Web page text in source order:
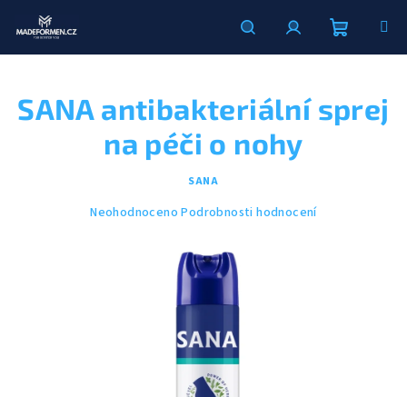
HledatPřihlášeníNákupní
košík
SANA antibakteriální sprej
na péči o nohy
SANA
Průměrné
Neohodnoceno Podrobnosti hodnocení